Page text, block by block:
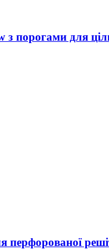
порогами для
перфорованої